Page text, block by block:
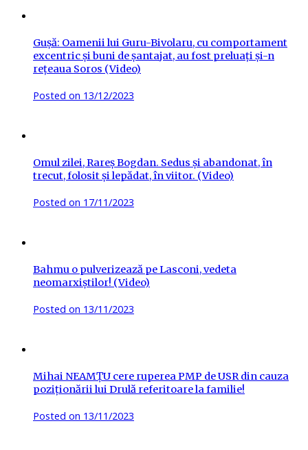
Gușă: Oamenii lui Guru-Bivolaru, cu comportament
excentric și buni de șantajat, au fost preluați și-n
rețeaua Soros (Video)
Posted on 13/12/2023
Omul zilei, Rareș Bogdan. Sedus și abandonat, în
trecut, folosit și lepădat, în viitor. (Video)
Posted on 17/11/2023
Bahmu o pulverizează pe Lasconi, vedeta
neomarxiștilor! (Video)
Posted on 13/11/2023
Mihai NEAMȚU cere ruperea PMP de USR din cauza
poziționării lui Drulă referitoare la familie!
Posted on 13/11/2023